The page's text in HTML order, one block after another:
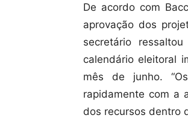
De acordo com
aprovação dos
secretário
calendário eleitoral
mês de junho.
rapidamente com a
dos recursos dentro